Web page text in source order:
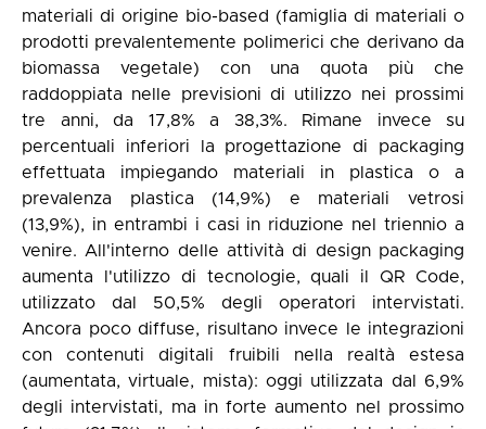
materiali di origine bio-based (famiglia di materiali o
prodotti prevalentemente polimerici che derivano da
biomassa vegetale) con una quota più che
raddoppiata nelle previsioni di utilizzo nei prossimi
tre anni, da 17,8% a 38,3%. Rimane invece su
percentuali inferiori la progettazione di packaging
effettuata impiegando materiali in plastica o a
prevalenza plastica (14,9%) e materiali vetrosi
(13,9%), in entrambi i casi in riduzione nel triennio a
venire. All'interno delle attività di design packaging
aumenta l'utilizzo di tecnologie, quali il QR Code,
utilizzato dal 50,5% degli operatori intervistati.
Ancora poco diffuse, risultano invece le integrazioni
con contenuti digitali fruibili nella realtà estesa
(aumentata, virtuale, mista): oggi utilizzata dal 6,9%
degli intervistati, ma in forte aumento nel prossimo